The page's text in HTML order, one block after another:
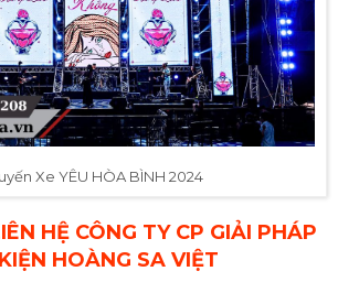
Xe YÊU HÒA BÌNH 2024
HỆ CÔNG TY CP GIẢI PHÁP
HOÀNG SA VIỆT